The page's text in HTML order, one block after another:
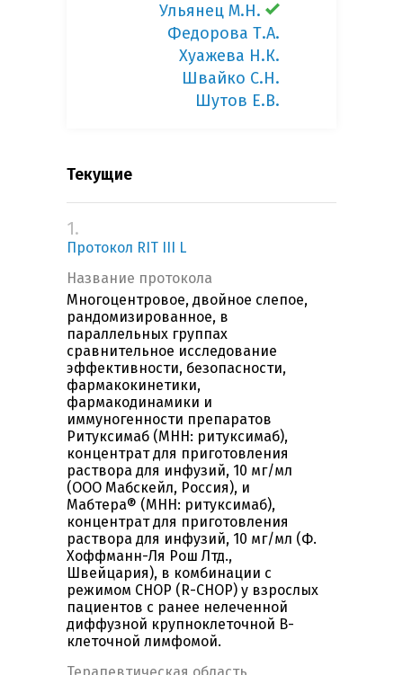
Ульянец М.Н.
Федорова Т.А.
Хуажева Н.К.
Швайко С.Н.
Шутов Е.В.
Текущие
1.
Протокол RIT III L
Название протокола
Многоцентровое, двойное слепое,
рандомизированное, в
параллельных группах
сравнительное исследование
эффективности, безопасности,
фармакокинетики,
фармакодинамики и
иммуногенности препаратов
Ритуксимаб (МНН: ритуксимаб),
концентрат для приготовления
раствора для инфузий, 10 мг/мл
(ООО Мабскейл, Россия), и
Мабтера® (МНН: ритуксимаб),
концентрат для приготовления
раствора для инфузий, 10 мг/мл (Ф.
Хоффманн-Ля Рош Лтд.,
Швейцария), в комбинации с
режимом CHOP (R-CHOP) у взрослых
пациентов с ранее нелеченной
диффузной крупноклеточной В-
клеточной лимфомой.